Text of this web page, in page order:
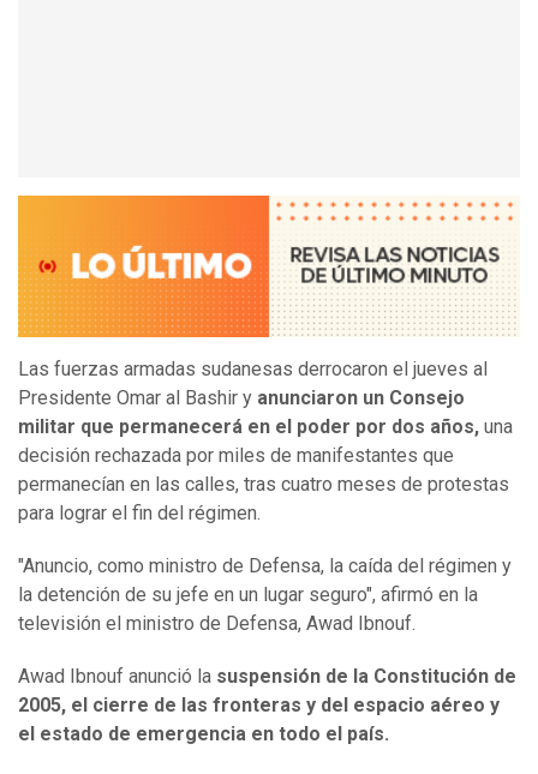
Las fuerzas armadas sudanesas derrocaron el jueves al
Presidente Omar al Bashir y anunciaron un Consejo
militar que permanecerá en el poder por dos años, una
decisión rechazada por miles de manifestantes que
permanecían en las calles, tras cuatro meses de protestas
para lograr el fin del régimen.
"Anuncio, como ministro de Defensa, la caída del régimen y
la detención de su jefe en un lugar seguro", afirmó en la
televisión el ministro de Defensa, Awad Ibnouf.
Awad Ibnouf anunció la suspensión de la Constitución de
2005, el cierre de las fronteras y del espacio aéreo y
el estado de emergencia en todo el país.